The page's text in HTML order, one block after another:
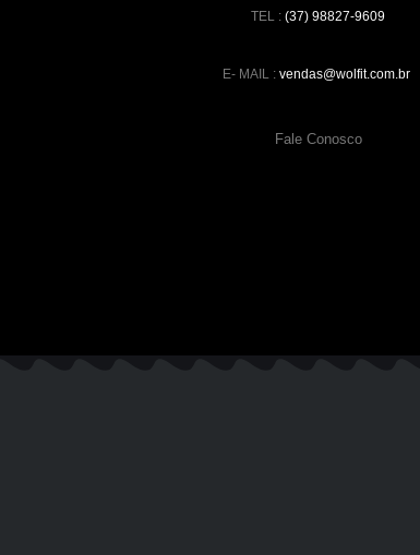
TEL :(37) 98827-9609
E- MAIL : vendas@wolfit.com.br
Fale Conosco